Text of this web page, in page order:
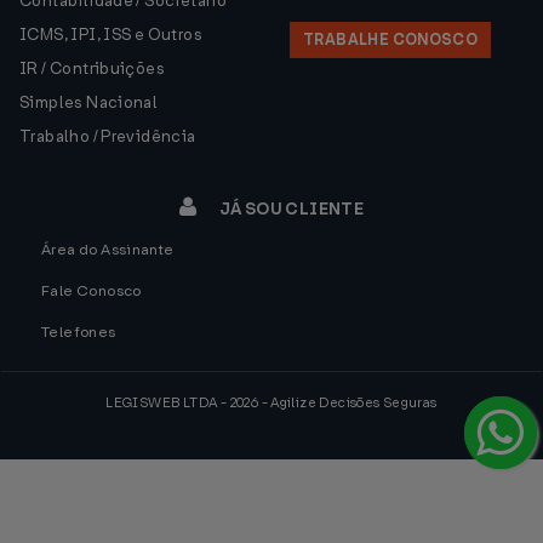
ICMS, IPI, ISS e Outros
IR / Contribuições
Simples Nacional
Trabalho / Previdência
TRABALHE CONOSCO
JÁ SOU CLIENTE
Área do Assinante
Fale Conosco
Telefones
LEGISWEB LTDA - 2026 - Agilize Decisões Seguras